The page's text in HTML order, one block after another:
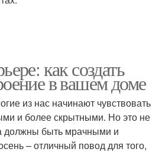
как создать
в вашем доме
из нас начинают чувствовать
и более скрытными. Но это не
должны быть мрачными и
– отличный повод для того,